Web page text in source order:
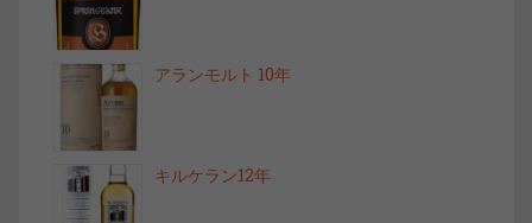
アランモルト 10年
キルケラン12年